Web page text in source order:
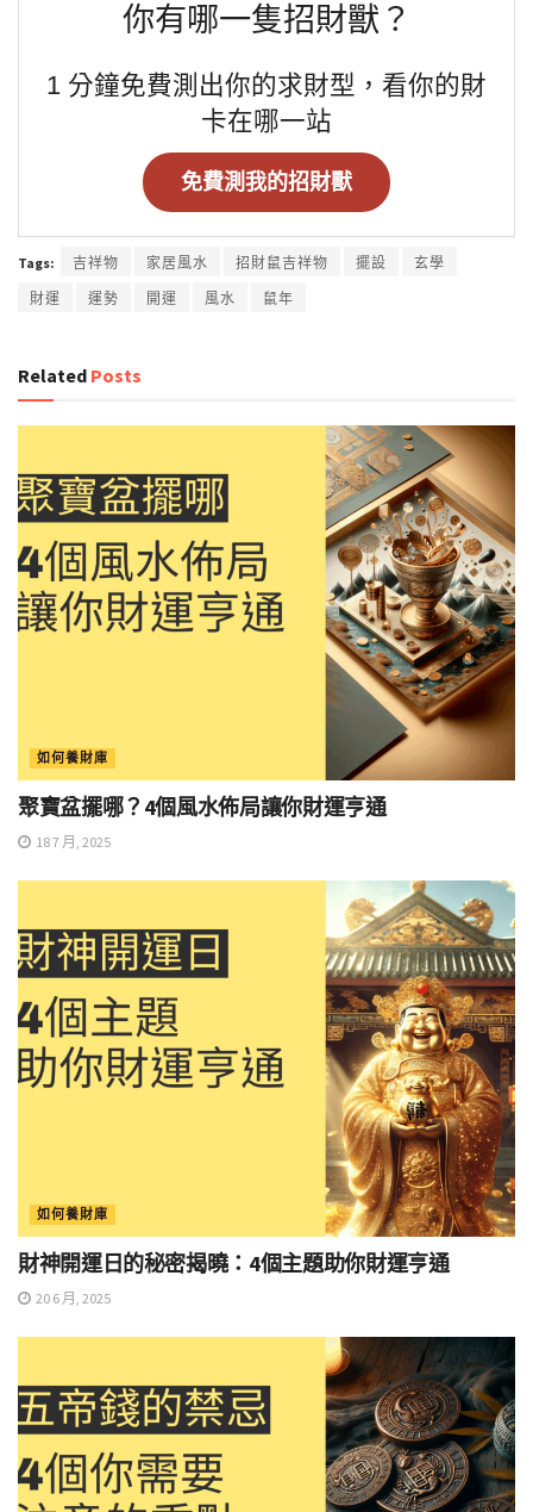
你有哪一隻招財獸？
1 分鐘免費測出你的求財型，看你的財
卡在哪一站
免費測我的招財獸
Tags: 吉祥物 家居風水 招財鼠吉祥物 擺設
玄學
財運
運勢 開運 風水 鼠年
Related Posts
如何養財庫
聚寶盆擺哪？4個風水佈局讓你財運亨通
18 7 月, 2025
如何養財庫
財神開運日的秘密揭曉：4個主題助你財運亨通
20 6 月, 2025